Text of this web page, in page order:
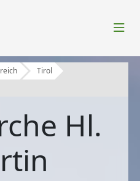
Tirol
Hl.